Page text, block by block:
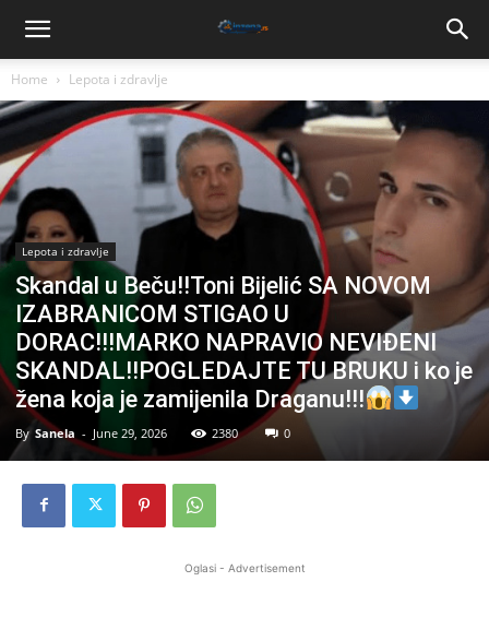
Home Lepota i zdravlje
Lepota i zdravlje
Skandal u Beču!!Toni Bijelić SA NOVOM
IZABRANICOM STIGAO U
DORAC!!!MARKO NAPRAVIO NEVIĐENI
SKANDAL!!POGLEDAJTE TU BRUKU i ko je
žena koja je zamijenila Draganu!!!
By Sanela - June 29, 2026 2380 0
Oglasi - Advertisement